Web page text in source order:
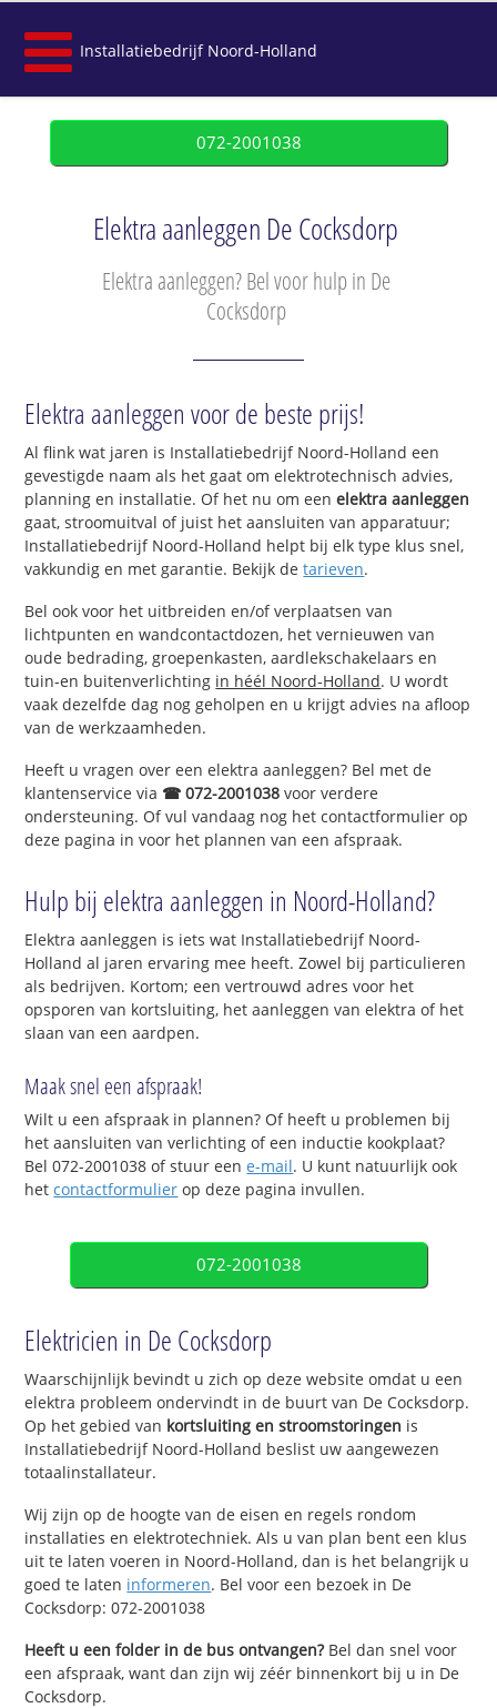
Installatiebedrijf Noord-Holland
072-2001038
Elektra aanleggen De Cocksdorp
Elektra aanleggen? Bel voor hulp in De
Cocksdorp
Elektra aanleggen voor de beste prijs!
Al flink wat jaren is Installatiebedrijf Noord-Holland een
gevestigde naam als het gaat om elektrotechnisch advies,
planning en installatie. Of het nu om eenelektra aanleggen
gaat, stroomuitval of juist het aansluiten van apparatuur;
Installatiebedrijf Noord-Holland helpt bij elk type klus snel,
vakkundig en met garantie. Bekijk detarieven.
Bel ook voor het uitbreiden en/of verplaatsen van
lichtpunten en wandcontactdozen, het vernieuwen van
oude bedrading, groepenkasten, aardlekschakelaars en
tuin-en buitenverlichting in héél Noord-Holland. U wordt
vaak dezelfde dag nog geholpen en u krijgt advies na afloop
van de werkzaamheden.
Heeft u vragen over een elektra aanleggen? Bel met de
klantenservice via ☎ 072-2001038 voor verdere
ondersteuning. Of vul vandaag nog het contactformulier op
deze pagina in voor het plannen van een afspraak.
Hulp bij elektra aanleggen in Noord-Holland?
Elektra aanleggen is iets wat Installatiebedrijf Noord-
Holland al jaren ervaring mee heeft. Zowel bij particulieren
als bedrijven. Kortom; een vertrouwd adres voor het
opsporen van kortsluiting, het aanleggen van elektra of het
slaan van een aardpen.
Maak snel een afspraak!
Wilt u een afspraak in plannen? Of heeft u problemen bij
het aansluiten van verlichting of een inductie kookplaat?
Bel 072-2001038 of stuur eene-mail. U kunt natuurlijk ook
hetcontactformulier op deze pagina invullen.
072-2001038
Elektricien in De Cocksdorp
Waarschijnlijk bevindt u zich op deze website omdat u een
elektra probleem ondervindt in de buurt van De Cocksdorp.
Op het gebied van kortsluiting en stroomstoringen is
Installatiebedrijf Noord-Holland beslist uw aangewezen
totaalinstallateur.
Wij zijn op de hoogte van de eisen en regels rondom
installaties en elektrotechniek. Als u van plan bent een klus
uit te laten voeren in Noord-Holland, dan is het belangrijk u
goed te laten informeren. Bel voor een bezoek in De
Cocksdorp: 072-2001038
Heeft u een folder in de bus ontvangen?Bel dan snel voor
een afspraak, want dan zijn wij zéér binnenkort bij u in De
Cocksdorp.